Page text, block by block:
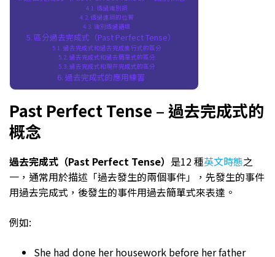
透過識別詞
透過連詞的位置
識別透過語境
區分過去完成式（Past Perfect Tense）
過去完成式和過去完成進行式的區分
過去完成式和過去簡單式的區分
過去完成式和現在完成式的區分
過去完成式的應用練習
Past Perfect Tense – 過去完成式的
概念
過去完成式（Past Perfect Tense） 是12 種英文時態之
一，通常用於描述「過去發生的兩個事件」，先發生的事件
用過去完成式，後發生的事件用過去簡單式來表達。
例如:
She had done her housework before her father